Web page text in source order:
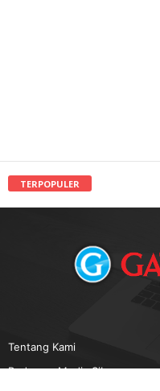
TERPOPULER
Tentang Kami
Pedoman Media Siber